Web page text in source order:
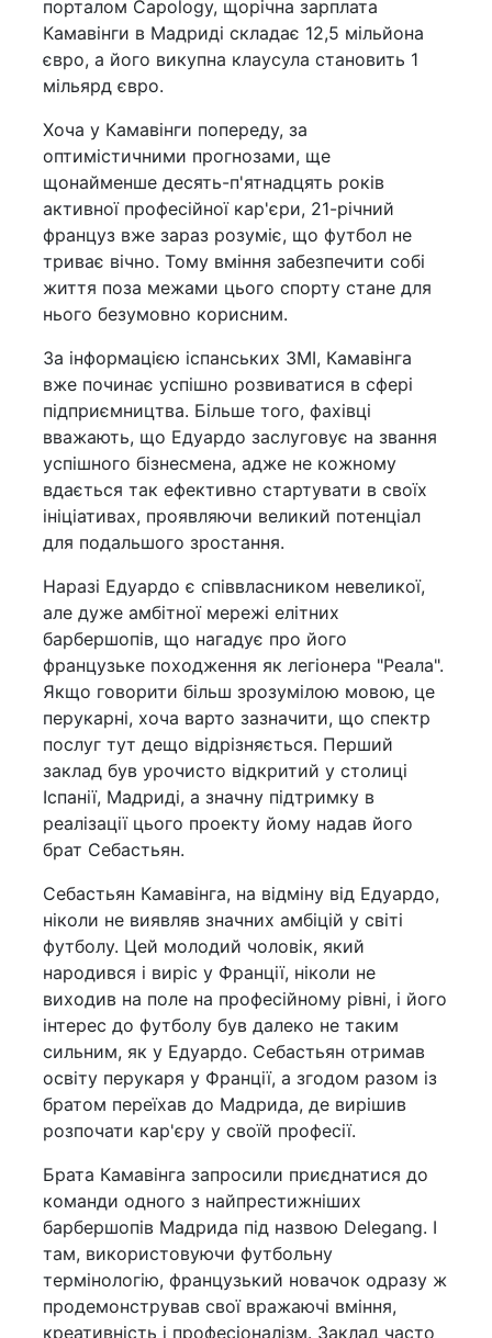
порталом Capology, щорічна зарплата
Камавінги в Мадриді складає 12,5 мільйона
євро, а його викупна клаусула становить 1
мільярд євро.
Хоча у Камавінги попереду, за
оптимістичними прогнозами, ще
щонайменше десять-п'ятнадцять років
активної професійної кар'єри, 21-річний
француз вже зараз розуміє, що футбол не
триває вічно. Тому вміння забезпечити собі
життя поза межами цього спорту стане для
нього безумовно корисним.
За інформацією іспанських ЗМІ, Камавінга
вже починає успішно розвиватися в сфері
підприємництва. Більше того, фахівці
вважають, що Едуардо заслуговує на звання
успішного бізнесмена, адже не кожному
вдається так ефективно стартувати в своїх
ініціативах, проявляючи великий потенціал
для подальшого зростання.
Наразі Едуардо є співвласником невеликої,
але дуже амбітної мережі елітних
барбершопів, що нагадує про його
французьке походження як легіонера "Реала".
Якщо говорити більш зрозумілою мовою, це
перукарні, хоча варто зазначити, що спектр
послуг тут дещо відрізняється. Перший
заклад був урочисто відкритий у столиці
Іспанії, Мадриді, а значну підтримку в
реалізації цього проекту йому надав його
брат Себастьян.
Себастьян Камавінга, на відміну від Едуардо,
ніколи не виявляв значних амбіцій у світі
футболу. Цей молодий чоловік, який
народився і виріс у Франції, ніколи не
виходив на поле на професійному рівні, і його
інтерес до футболу був далеко не таким
сильним, як у Едуардо. Себастьян отримав
освіту перукаря у Франції, а згодом разом із
братом переїхав до Мадрида, де вирішив
розпочати кар'єру у своїй професії.
Брата Камавінга запросили приєднатися до
команди одного з найпрестижніших
барбершопів Мадрида під назвою Delegang. І
там, використовуючи футбольну
термінологію, французький новачок одразу ж
продемонстрував свої вражаючі вміння,
креативність і професіоналізм. Заклад часто